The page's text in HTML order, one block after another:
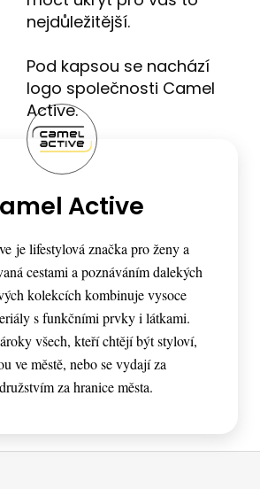
nejdůležitější.
Pod kapsou se nachází
logo společnosti Camel
Active.
Active
je lifestylová značka pro ženy a
cestami a poznáváním dalekých
kolekcích kombinuje vysoce
s funkčními prvky i látkami.
všech, kteří chtějí být styloví,
ve městě, nebo se vydají za
za hranice města.